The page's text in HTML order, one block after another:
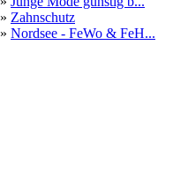
» Zahnschutz
» Nordsee - FeWo & FeH...